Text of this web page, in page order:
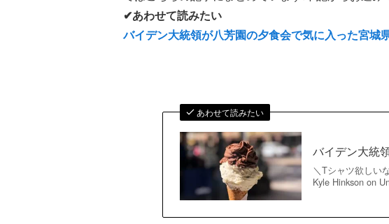
✔あわせて読みたい
バイデン大統領が八芳園の夕食会で気に入った宮
あわせて読みたい
バイデン大統
＼Tシャツ欲しい
Kyle Hinkson on